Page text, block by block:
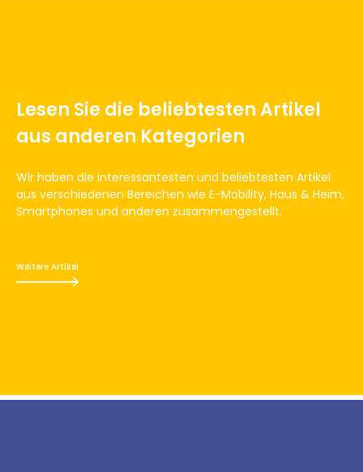
Lesen Sie die beliebtesten Artikel
aus anderen Kategorien
Wir haben die interessantesten und beliebtesten Artikel
aus verschiedenen Bereichen wie E-Mobility, Haus & Heim,
Smartphones und anderen zusammengestellt.
Weitere Artikel